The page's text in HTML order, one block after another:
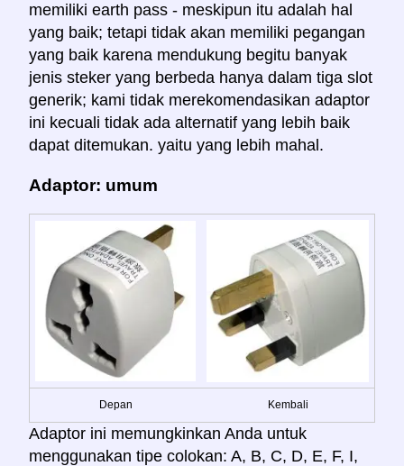
memiliki earth pass - meskipun itu adalah hal
yang baik; tetapi tidak akan memiliki pegangan
yang baik karena mendukung begitu banyak
jenis steker yang berbeda hanya dalam tiga slot
generik; kami tidak merekomendasikan adaptor
ini kecuali tidak ada alternatif yang lebih baik
dapat ditemukan. yaitu yang lebih mahal.
Adaptor: umum
Depan Kembali
Adaptor ini memungkinkan Anda untuk
menggunakan tipe colokan: A, B, C, D, E, F, I,